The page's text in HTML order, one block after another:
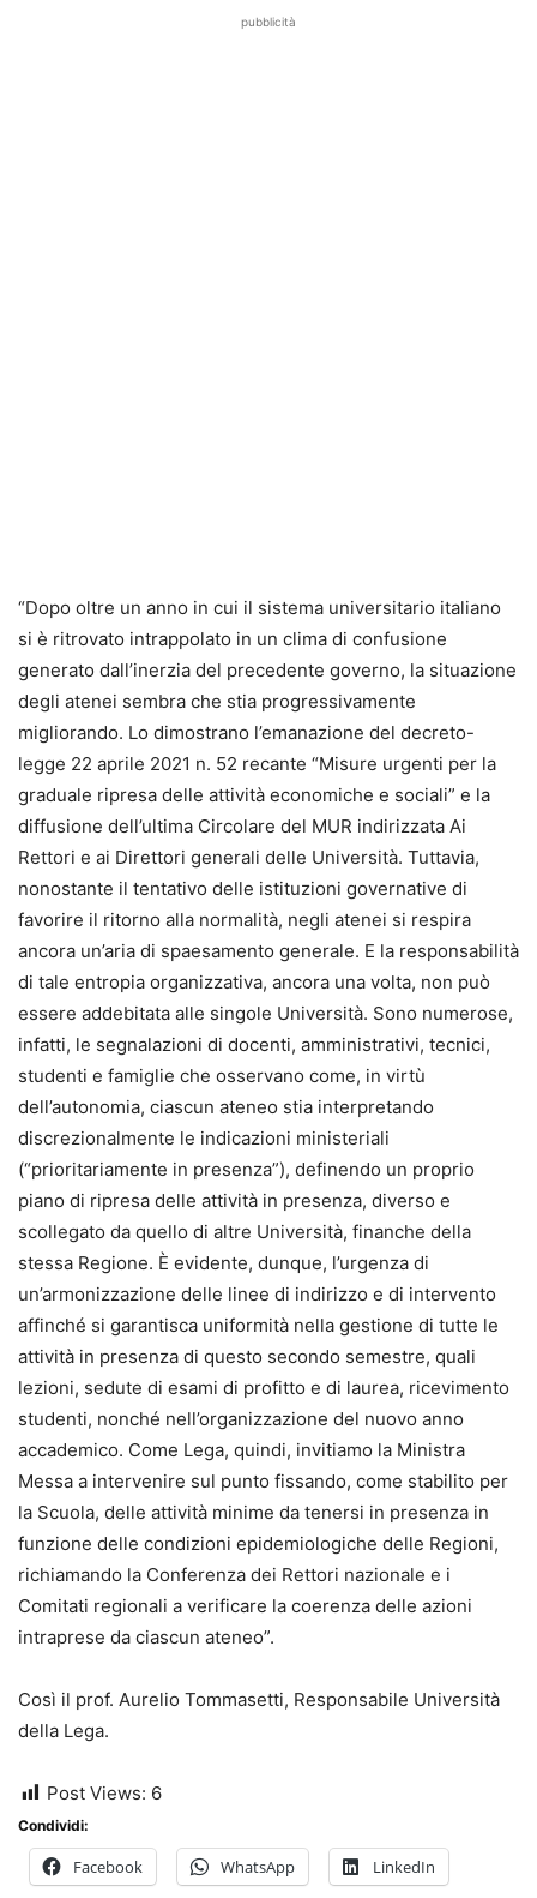
pubblicità
“Dopo oltre un anno in cui il sistema universitario italiano
si è ritrovato intrappolato in un clima di confusione
generato dall’inerzia del precedente governo, la situazione
degli atenei sembra che stia progressivamente
migliorando. Lo dimostrano l’emanazione del decreto-
legge 22 aprile 2021 n. 52 recante “Misure urgenti per la
graduale ripresa delle attività economiche e sociali” e la
diffusione dell’ultima Circolare del MUR indirizzata Ai
Rettori e ai Direttori generali delle Università. Tuttavia,
nonostante il tentativo delle istituzioni governative di
favorire il ritorno alla normalità, negli atenei si respira
ancora un’aria di spaesamento generale. E la responsabilità
di tale entropia organizzativa, ancora una volta, non può
essere addebitata alle singole Università. Sono numerose,
infatti, le segnalazioni di docenti, amministrativi, tecnici,
studenti e famiglie che osservano come, in virtù
dell’autonomia, ciascun ateneo stia interpretando
discrezionalmente le indicazioni ministeriali
(“prioritariamente in presenza”), definendo un proprio
piano di ripresa delle attività in presenza, diverso e
scollegato da quello di altre Università, finanche della
stessa Regione. È evidente, dunque, l’urgenza di
un’armonizzazione delle linee di indirizzo e di intervento
affinché si garantisca uniformità nella gestione di tutte le
attività in presenza di questo secondo semestre, quali
lezioni, sedute di esami di profitto e di laurea, ricevimento
studenti, nonché nell’organizzazione del nuovo anno
accademico. Come Lega, quindi, invitiamo la Ministra
Messa a intervenire sul punto fissando, come stabilito per
la Scuola, delle attività minime da tenersi in presenza in
funzione delle condizioni epidemiologiche delle Regioni,
richiamando la Conferenza dei Rettori nazionale e i
Comitati regionali a verificare la coerenza delle azioni
intraprese da ciascun ateneo”.
Così il prof. Aurelio Tommasetti, Responsabile Università
della Lega.
Post Views: 6
Condividi:
Facebook WhatsApp LinkedIn